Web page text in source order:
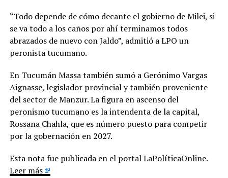
“Todo depende de cómo decante el gobierno de Milei, si
se va todo a los caños por ahí terminamos todos
abrazados de nuevo con Jaldo”, admitió a LPO un
peronista tucumano.
En Tucumán Massa también sumó a Gerónimo Vargas
Aignasse, legislador provincial y también proveniente
del sector de Manzur. La figura en ascenso del
peronismo tucumano es la intendenta de la capital,
Rossana Chahla, que es número puesto para competir
por la gobernación en 2027.
Esta nota fue publicada en el portal LaPolíticaOnline.
Leer más